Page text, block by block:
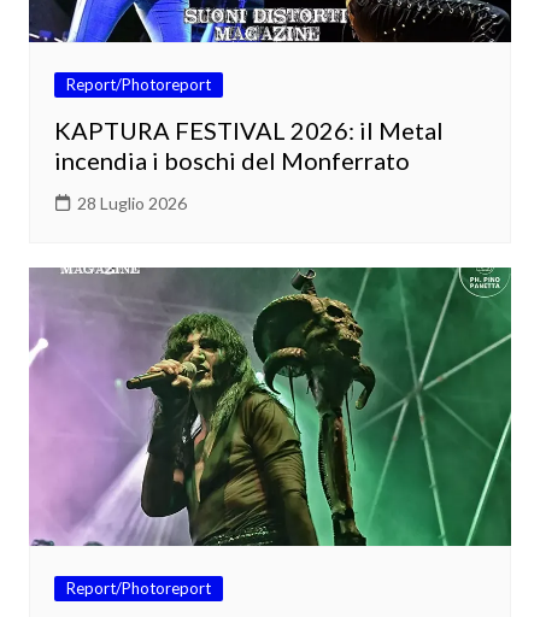
Report/Photoreport
KAPTURA FESTIVAL 2026: il Metal
incendia i boschi del Monferrato
28 Luglio 2026
Report/Photoreport